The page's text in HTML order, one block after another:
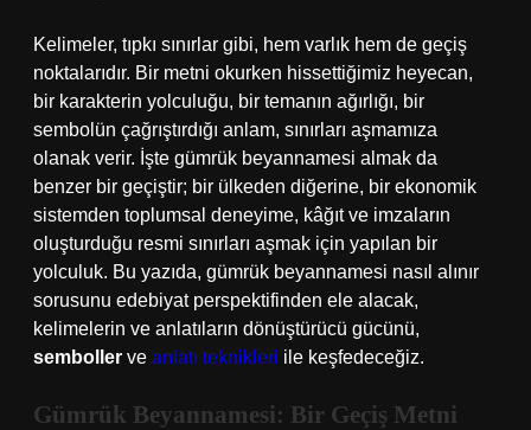
Kelimeler, tıpkı sınırlar gibi, hem varlık hem de geçiş
noktalarıdır. Bir metni okurken hissettiğimiz heyecan,
bir karakterin yolculuğu, bir temanın ağırlığı, bir
sembolün çağrıştırdığı anlam, sınırları aşmamıza
olanak verir. İşte gümrük beyannamesi almak da
benzer bir geçiştir; bir ülkeden diğerine, bir ekonomik
sistemden toplumsal deneyime, kâğıt ve imzaların
oluşturduğu resmi sınırları aşmak için yapılan bir
yolculuk. Bu yazıda, gümrük beyannamesi nasıl alınır
sorusunu edebiyat perspektifinden ele alacak,
kelimelerin ve anlatıların dönüştürücü gücünü,
semboller ve anlatı teknikleri ile keşfedeceğiz.
Gümrük Beyannamesi: Bir Geçiş Metni